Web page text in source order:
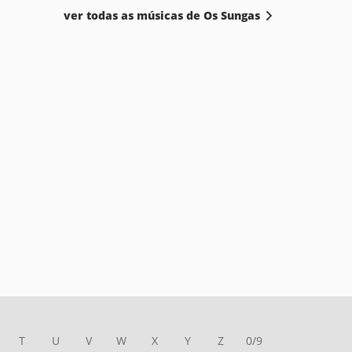
ver todas as músicas de Os Sungas
T U V W X Y Z 0/9